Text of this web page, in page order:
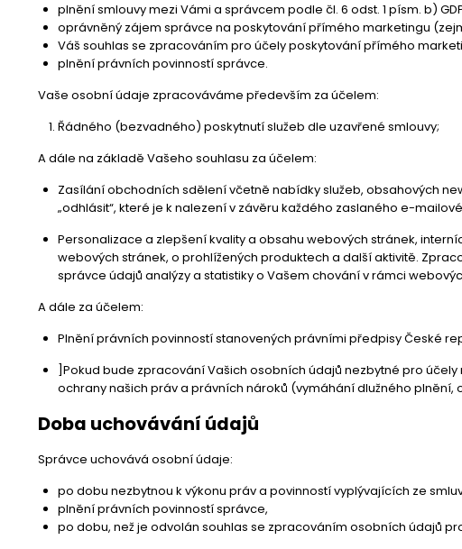
plnění smlouvy mezi Vámi a správcem podle čl. 6 odst. 1 písm. b)
oprávněný zájem správce na poskytování přímého marketingu
Váš souhlas se zpracováním pro účely poskytování přímého
plnění právních povinností správce.
Vaše osobní údaje zpracováváme především za účelem:
Řádného (bezvadného) poskytnutí služeb dle uzavřené smlouvy;
A dále na základě Vašeho souhlasu za účelem:
Zasílání obchodních sdělení včetně nabídky služeb, obsahových
„odhlásit“, které je k nalezení v závěru každého zaslaného e-
Personalizace a zlepšení kvality a obsahu webových stránek,
webových stránek, o prohlížených produktech a další aktivitě.
správce údajů analýzy a statistiky o Vašem chování v rámci
A dále za účelem:
Plnění právních povinností stanovených právními předpisy České
]Pokud bude zpracování Vašich osobních údajů nezbytné pro
ochrany našich práv a právních nároků (vymáhání dlužného
Doba uchovávání údajů
Správce uchovává osobní údaje:
po dobu nezbytnou k výkonu práv a povinností vyplývajících ze
plnění právních povinností správce,
po dobu, než je odvolán souhlas se zpracováním osobních údajů